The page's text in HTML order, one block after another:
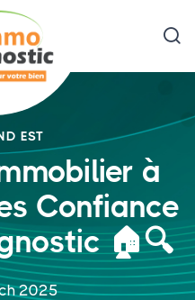
EST
à
Confiance
🏠🔍
2025